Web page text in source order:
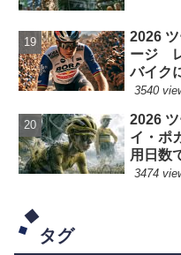
2026
ージ
バイク
3540
2026
イ・ポ
用日数
3474
タグ